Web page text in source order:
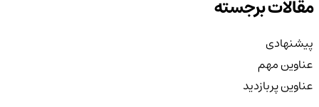
مقالات برجسته
پیشنهادی
عناوین مهم
عناوین پربازدید